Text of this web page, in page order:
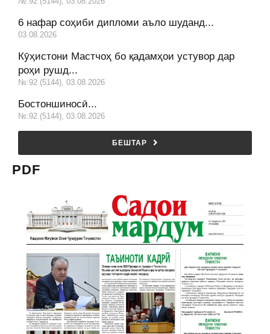
6 нафар соҳиби дипломи аъло шуданд...
03.08.2026
Кӯҳистони Мастчоҳ бо қадамҳои устувор дар
роҳи рушд...
№:92 (5144), 03.08.2026
Бостоншиносӣ...
№:92 (5144), 03.08.2026
БЕШТАР
PDF